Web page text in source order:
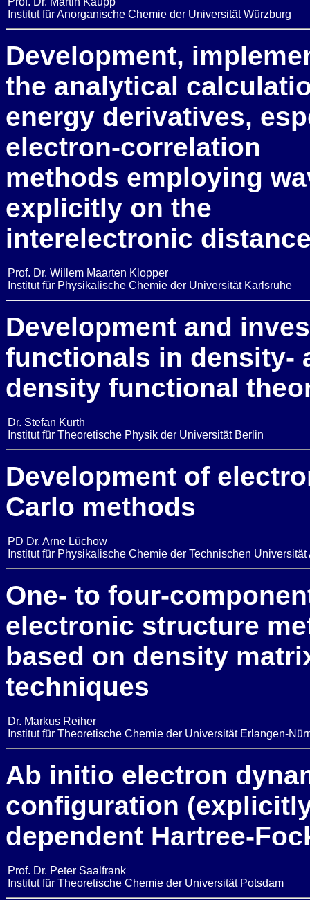
Institut für Anorganische Chemie der Universität Würzburg
Development,
the analytical
energy derivatives,
electron-correlation
methods employing
explicitly on the
interelectronic
Prof. Dr. Willem Maarten Klopper
Institut für Physikalische Chemie der Universität Karlsruhe
Development and
functionals in density-
density functional
Dr. Stefan Kurth
Institut für Theoretische Physik der Universität Berlin
Development of
Carlo methods
PD Dr. Arne Lüchow
Institut für Physikalische Chemie der Technischen Universität
One- to four-
electronic structure
based on density
techniques
Dr. Markus Reiher
Institut für Theoretische Chemie der Universität Erlangen-
Ab initio electron
configuration
dependent Hartree-
Prof. Dr. Peter Saalfrank
Institut für Theoretische Chemie der Universität Potsdam